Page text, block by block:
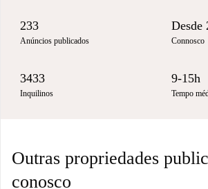
233
Anúncios publicados
Desde
Connosco
3433
Inquilinos
9-15h
Tempo
Outras propriedades
conosco